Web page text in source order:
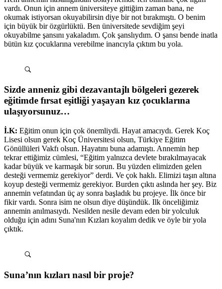
vardı. Onun için annem üniversiteye gittiğim zaman bana, ne
okumak istiyorsan okuyabilirsin diye bir not bırakmıştı. O benim
için büyük bir özgürlüktü. Ben üniversitede sevdiğim şeyi
okuyabilme şansını yakaladım. Çok şanslıydım. O şansı bende inatla
bütün kız çocuklarına verebilme inancıyla çıktım bu yola.
Sizde anneniz gibi dezavantajlı bölgeleri gezerek
eğitimde fırsat eşitliği yaşayan kız çocuklarına
ulaşıyorsunuz…
İ.K: Eğitim onun için çok önemliydi. Hayat amacıydı. Gerek Koç
Lisesi olsun gerek Koç Üniversitesi olsun, Türkiye Eğitim
Gönüllüleri Vakfı olsun. Hayatını buna adamıştı. Annemin hep
tekrar ettiğimiz cümlesi, “Eğitim yalnızca devlete bırakılmayacak
kadar büyük ve karmaşık bir sorun. Bu yüzden elimizden gelen
desteği vermemiz gerekiyor” derdi. Ve çok haklı. Elimizi taşın altına
koyup desteği vermemiz gerekiyor. Burden çıktı aslında her şey. Biz
annemin vefatından üç ay sonra başladık bu projeye. İlk önce bir
fikir vardı. Sonra isim ne olsun diye düşündük. Ilk önceliğimiz
annemin anılmasıydı. Nesilden nesile devam eden bir yolculuk
olduğu için adını Suna'nın Kızları koyalım dedik ve öyle bir yola
çıktık.
Suna’nın kızları nasıl bir proje?